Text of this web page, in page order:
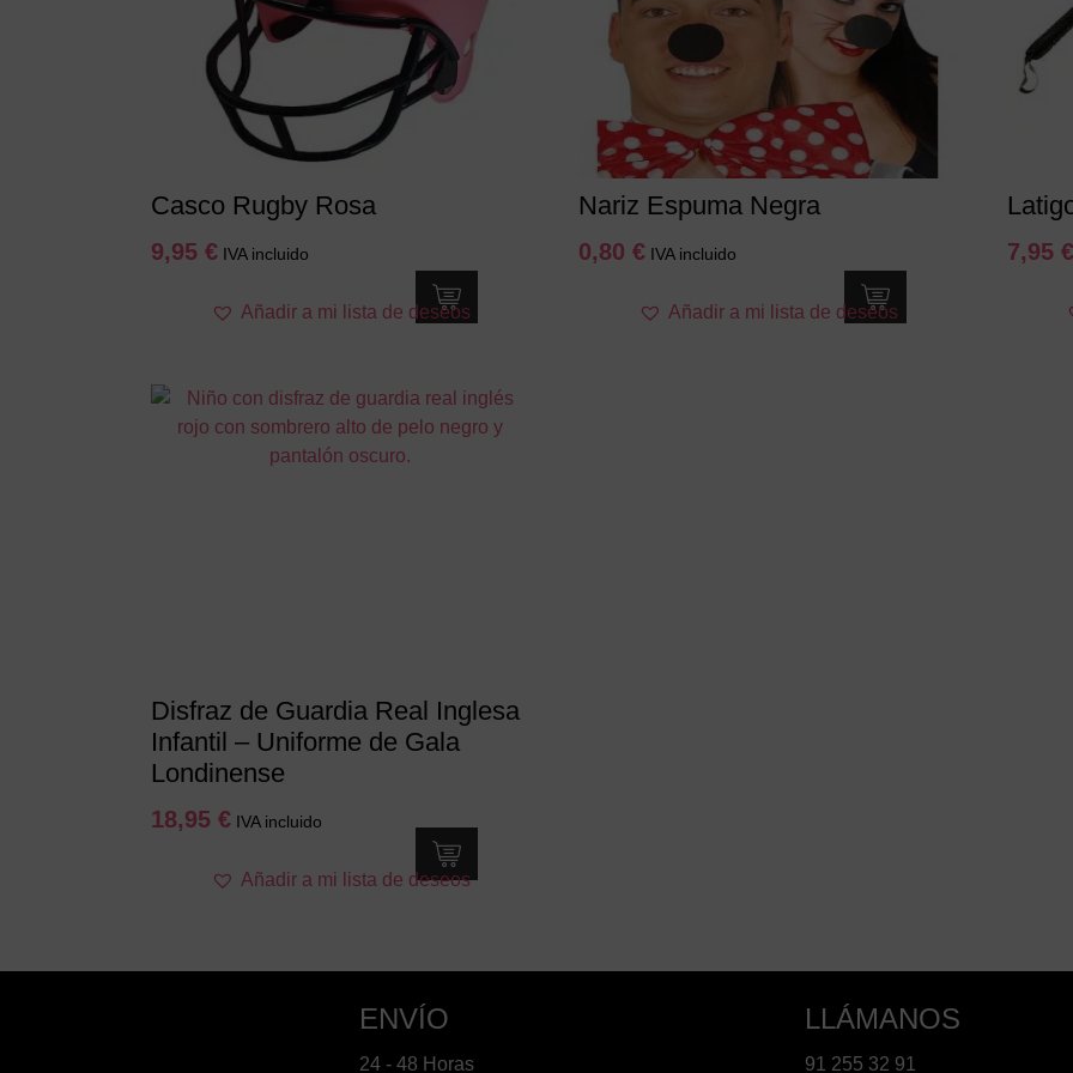
Casco Rugby Rosa
9,95 € IVA incluido
Añadir a mi lista de deseos
Nariz Espuma Negra
0,80€ IVA incluido
Añadir a mi lista de deseos
7,95 €
Disfraz de Guardia Real Inglesa
Infantil – Uniforme de Gala
Londinense
18,95 € IVA incluido
producto
variantes.
opciones
Añadir a mi lista de deseos
ENVÍO
24 - 48 Horas
LLÁMANOS
91 255 32 91